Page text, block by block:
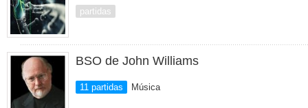
partidas
BSO de John Williams
11 partidas Música